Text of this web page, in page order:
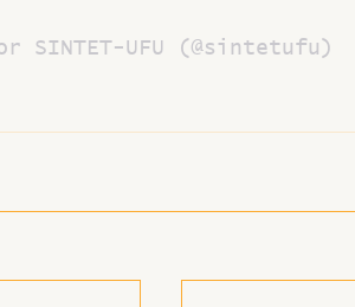
SINTET-UFU (@sintetufu)